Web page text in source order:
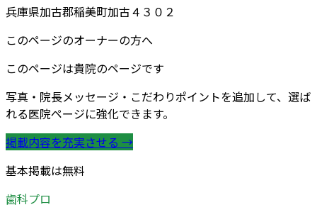
兵庫県加古郡稲美町加古４３０２
このページのオーナーの方へ
このページは貴院のページです
写真・院長メッセージ・こだわりポイントを追加して、選ば
れる医院ページに強化できます。
掲載内容を充実させる →
基本掲載は無料
歯科プロ